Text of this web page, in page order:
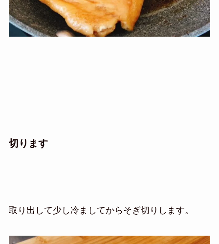
切ります
取り出して少し冷ましてからそぎ切りします。